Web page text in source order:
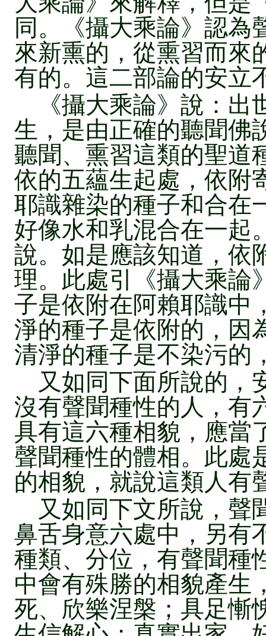
同。《攝大乘論》認為
來新熏的，從熏習而來
有的。這二部論的安立
《攝大乘論》說：出
生，是由正確的聽聞佛
聽聞、熏習這類的聖道
依的五蘊生起處，依附
耶識雜染的種子和合在
好像水和乳混合在一起
說。如是應該知道，依
理。此處引《攝大乘論
子是依附在阿賴耶識中
淨的種子是依附的，因
清淨的種子是不染污的
又如同下面所說的，
沒有聲聞種性的人，有
具有這六種相貌，應當
聲聞種性的體相。此處
的相貌，就說這類人有
又如同下文所說，聲
鼻舌身意六處中，另有
種類、分位，有聲聞種
中會有殊勝的相貌產生
死、欣樂涅槃；具足慚